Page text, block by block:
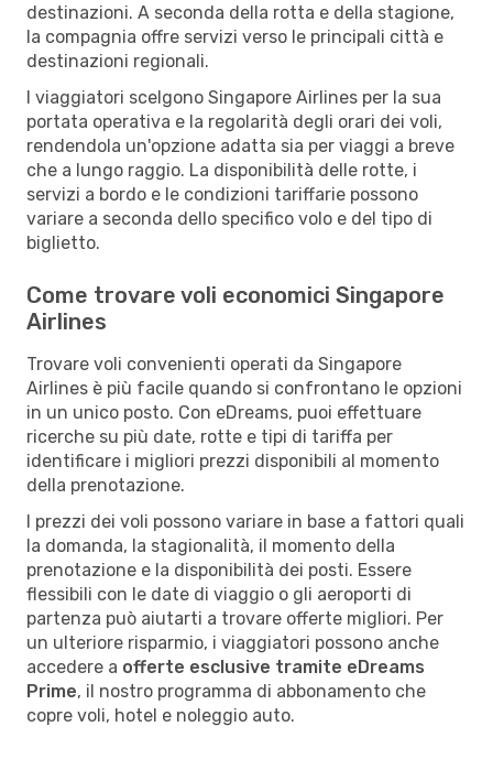
destinazioni. A seconda della rotta e della stagione,
la compagnia offre servizi verso le principali città e
destinazioni regionali.
I viaggiatori scelgono Singapore Airlines per la sua
portata operativa e la regolarità degli orari dei voli,
rendendola un'opzione adatta sia per viaggi a breve
che a lungo raggio. La disponibilità delle rotte, i
servizi a bordo e le condizioni tariffarie possono
variare a seconda dello specifico volo e del tipo di
biglietto.
Come trovare voli economici Singapore
Airlines
Trovare voli convenienti operati da Singapore
Airlines è più facile quando si confrontano le opzioni
in un unico posto. Con eDreams, puoi effettuare
ricerche su più date, rotte e tipi di tariffa per
identificare i migliori prezzi disponibili al momento
della prenotazione.
I prezzi dei voli possono variare in base a fattori quali
la domanda, la stagionalità, il momento della
prenotazione e la disponibilità dei posti. Essere
flessibili con le date di viaggio o gli aeroporti di
partenza può aiutarti a trovare offerte migliori. Per
un ulteriore risparmio, i viaggiatori possono anche
accedere a offerte esclusive tramite eDreams
Prime, il nostro programma di abbonamento che
copre voli, hotel e noleggio auto.